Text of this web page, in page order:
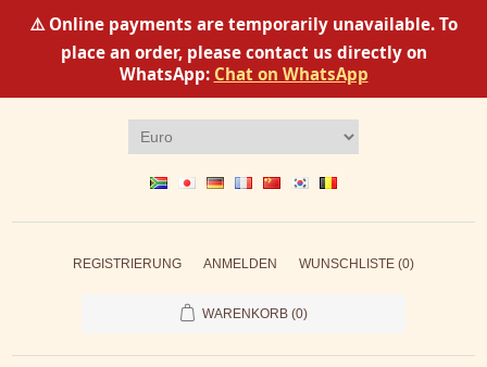
⚠️ Online payments are temporarily unavailable. To
place an order, please contact us directly on
WhatsApp: Chat on WhatsApp
REGISTRIERUNG ANMELDEN WUNSCHLISTE (0)
WARENKORB (0)